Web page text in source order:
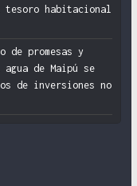
habitacional
de promesas y
agua de Maipú se
de inversiones no